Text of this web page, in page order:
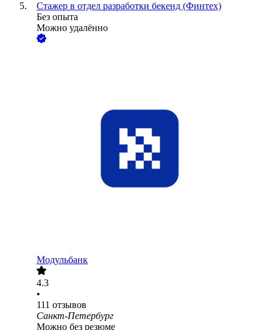
Стажер в отдел разработки бекенд (Финтех)
Без опыта
Можно удалённо
Модульбанк
4.3
•
111 отзывов
Санкт-Петербург
Можно без резюме